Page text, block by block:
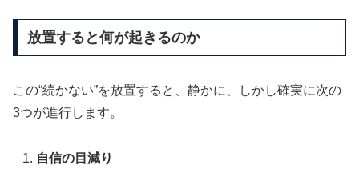
放置すると何が起きるのか
この“続かない”を放置すると、静かに、しかし確実に次の
3つが進行します。
自信の目減り